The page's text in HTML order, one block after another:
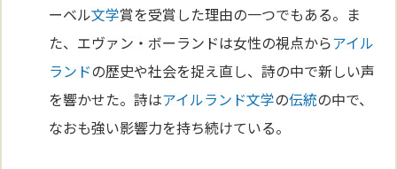
ーベル文学賞を受賞した理由の一つでもある。ま
た、エヴァン・ボーランドは女性の視点からアイル
ランドの歴史や社会を捉え直し、詩の中で新しい声
を響かせた。詩はアイルランド文学の伝統の中で、
なおも強い影響力を持ち続けている。